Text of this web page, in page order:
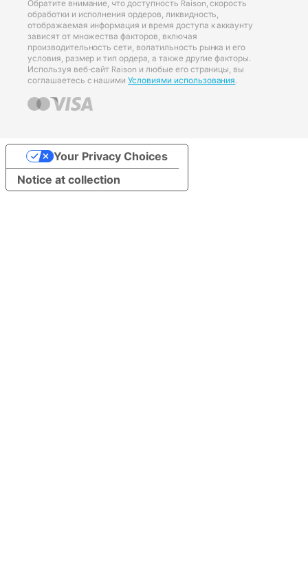
Обратите внимание, что доступность Raison, скорость
обработки и исполнения ордеров, ликвидность,
отображаемая информация и время доступа к аккаунту
зависят от множества факторов, включая
производительность сети, волатильность рынка и его
условия, размер и тип ордера, а также другие факторы.
Используя веб-сайт Raison и любые его страницы, вы
соглашаетесь с нашимиУсловиями использования.
Notice at collection
Your Privacy Choices